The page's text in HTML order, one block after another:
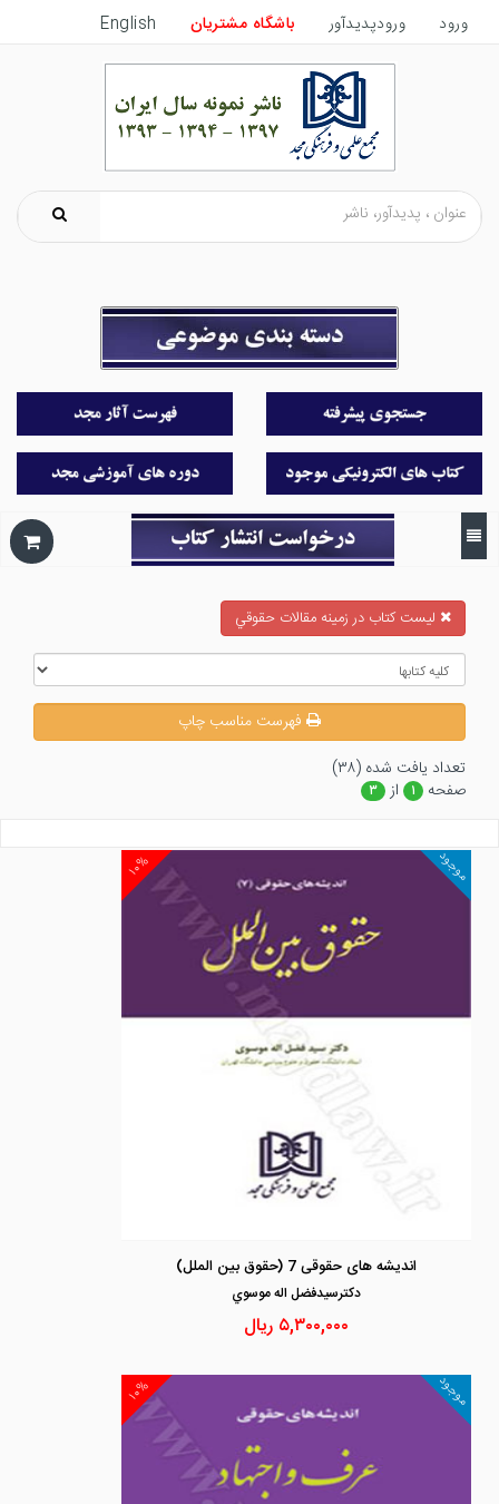
ورود ورودپدیدآور باشگاه مشتریان English
ليست كتاب در زمينه مقالات حقوقي
فهرست مناسب چاپ
تعداد يافت شده (۳۸)
صفحه
۱ از ۳
۱۰% موجود
اندیشه های حقوقی 7 (حقوق بین الملل)
دكترسيدفضل اله موسوي
۵,۳۰۰,۰۰۰ ریال
۱۰% موجود